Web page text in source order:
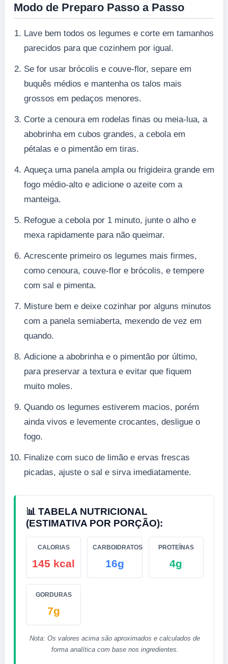
Modo de Preparo Passo a Passo
Lave bem todos os legumes e corte em tamanhos
parecidos para que cozinhem por igual.
Se for usar brócolis e couve-flor, separe em
buquês médios e mantenha os talos mais
grossos em pedaços menores.
Corte a cenoura em rodelas finas ou meia-lua, a
abobrinha em cubos grandes, a cebola em
pétalas e o pimentão em tiras.
Aqueça uma panela ampla ou frigideira grande em
fogo médio-alto e adicione o azeite com a
manteiga.
Refogue a cebola por 1 minuto, junte o alho e
mexa rapidamente para não queimar.
Acrescente primeiro os legumes mais firmes,
como cenoura, couve-flor e brócolis, e tempere
com sal e pimenta.
Misture bem e deixe cozinhar por alguns minutos
com a panela semiaberta, mexendo de vez em
quando.
Adicione a abobrinha e o pimentão por último,
para preservar a textura e evitar que fiquem
muito moles.
Quando os legumes estiverem macios, porém
ainda vivos e levemente crocantes, desligue o
fogo.
Finalize com suco de limão e ervas frescas
picadas, ajuste o sal e sirva imediatamente.
📊 TABELA NUTRICIONAL
(ESTIMATIVA POR PORÇÃO):
CALORIAS
145 kcal
CARBOIDRATOS
16g
PROTEÍNAS
4g
GORDURAS
7g
Nota: Os valores acima são aproximados e calculados de
forma analítica com base nos ingredientes.